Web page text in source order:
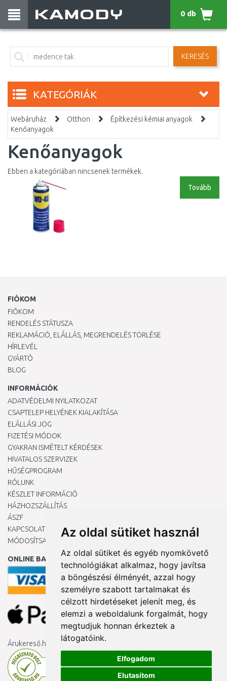
Az oldal sütiket használ
Az oldal sütiket és egyéb nyomkövető
technológiákat alkalmaz, hogy javítsa
a böngészési élményét, azzal hogy
személyre szabott tartalmakat és
célzott hirdetéseket jelenít meg, és
elemzi a weboldalunk forgalmát, hogy
megtudjuk honnan érkeztek a
látogatóink.
Elfogadom
Elutasítom
KERESÉS
0 db
KATEGÓRIÁK
Webáruház Otthon
Építkezési kémiai anyagok
Kenőanyagok
Kenőanyagok
Ebben a kategóriában nincsenek termékek.
Tovább
FIÓKOM
FIÓKOM
RENDELÉS STÁTUSZA
REKLAMÁCIÓ, ELÁLLÁS, MEGRENDELÉS TÖRLÉSE
HÍRLEVÉL
GYÁRTÓ
BLOG
INFORMÁCIÓK
ADATVÉDELMI NYILATKOZAT
CSAPTELEP HELYÉNEK KIALAKÍTÁSA
ELÁLLÁSI JOG
FIZETÉSI MÓDOK
GYAKRAN ISMÉTELT KÉRDÉSEK
HIVATALOS SZERVIZEK
HŰSÉGPROGRAM
RÓLUNK
KÉSZLET INFORMÁCIÓ
HÁZHOZSZÁLLÍTÁS
ÁSZF
KAPCSOLAT
MÓDOSÍTSA A COOKIE-BEÁLLÍTÁSAIMAT
ONLINE BANKKÁRTYÁVAL
Árukereső.hu